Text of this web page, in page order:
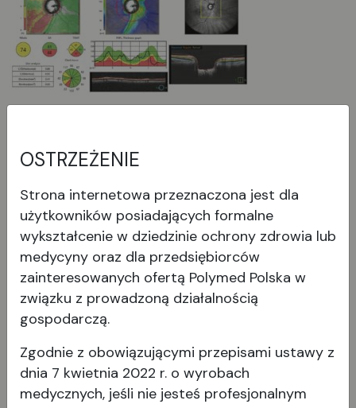
osiowej.
Mapa SN tylko tak to tłumacz,
bez strukturalnej normalności
Segmentacja DL zapewnia mapę SN, która
przedstawia nieprawidłowości i zmiany
strukturalne. Funkcja ta pomaga lekarzom
strukturalnych na pierwszy rzut oka,
przyczyniając się do większej pewności
diagnostycznej nawet w przypadku
OSTRZEŻENIE
Strona internetowa przeznaczona jest dla
użytkowników posiadających formalne
wykształcenie w dziedzinie ochrony zdrowia lub
medycyny oraz dla przedsiębiorców
zainteresowanych ofertą Polymed Polska w
związku z prowadzoną działalnością
gospodarczą.
Zgodnie z obowiązującymi przepisami ustawy z
dnia 7 kwietnia 2022 r. o wyrobach
medycznych, jeśli nie jesteś profesjonalnym